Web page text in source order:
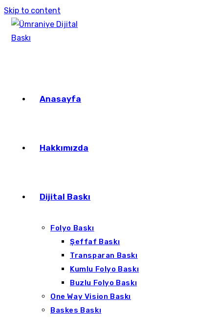
Skip to content
Anasayfa
Hakkımızda
Dijital Baskı
Folyo Baskı
Şeffaf Baskı
Transparan Baskı
Kumlu Folyo Baskı
Buzlu Folyo Baskı
One Way Vision Baskı
Baskes Baskı